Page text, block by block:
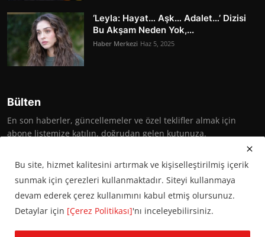
‘Leyla: Hayat… Aşk… Adalet…’ Dizisi
Bu Akşam Neden Yok,...
Haber Merkezi Haz 5, 2025
Bülten
En son haberler, güncellemeler ve özel teklifler almak için
abone listemize katılın, doğrudan gelen kutunuza.
Abone Ol
Bu site, hizmet kalitesini artırmak ve kişiselleştirilmiş içerik
sunmak için çerezleri kullanmaktadır. Siteyi kullanmaya
devam ederek çerez kullanımını kabul etmiş olursunuz.
Detaylar için [Çerez Politikası]'nı inceleyebilirsiniz.